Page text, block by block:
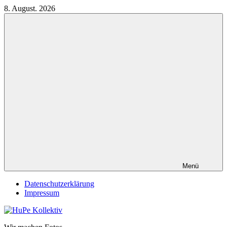
Zum
Inhalt
8. August. 2026
Menü
Datenschutzerklärung
Impressum